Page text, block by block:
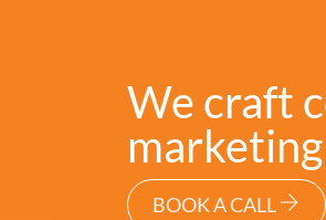
We craft
BOOK A CALL